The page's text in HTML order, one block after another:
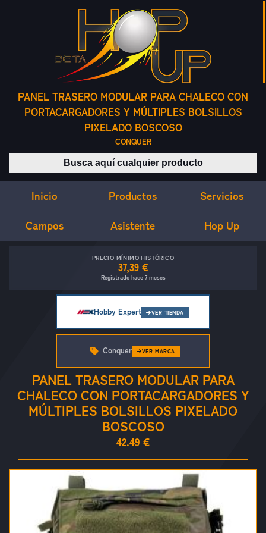
PANEL TRASERO MODULAR PARA CHALECO CON
PORTACARGADORES Y MÚLTIPLES BOLSILLOS
PIXELADO BOSCOSO
CONQUER
Buscar productos
Inicio Productos Servicios
Campos Asistente Hop Up
PRECIO MÍNIMO HISTÓRICO
37,39 €
Registrado hace 7 meses
Hobby Expert VER TIENDA
PANEL TRASERO MODULAR PARA
CHALECO CON PORTACARGADORES Y
MÚLTIPLES BOLSILLOS PIXELADO
BOSCOSO
42.49 €
Conquer VER MARCA